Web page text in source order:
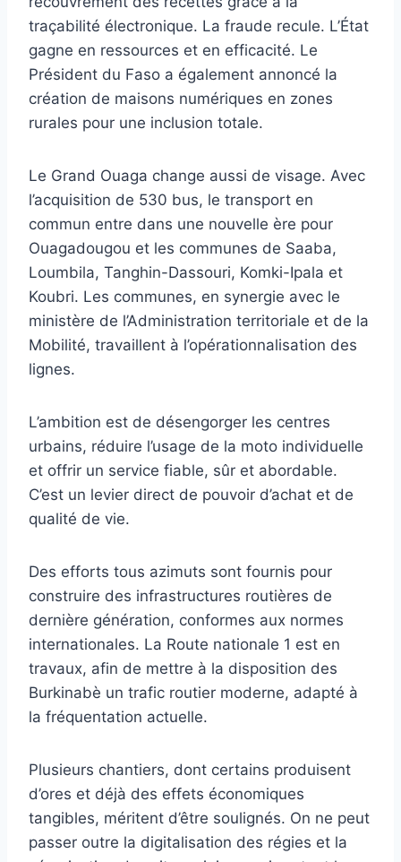
traçabilité électronique. La fraude recule. L’État
gagne en ressources et en efficacité. Le
Président du Faso a également annoncé la
création de maisons numériques en zones
rurales pour une inclusion totale.
Le Grand Ouaga change aussi de visage. Avec
l’acquisition de 530 bus, le transport en
commun entre dans une nouvelle ère pour
Ouagadougou et les communes de Saaba,
Loumbila, Tanghin-Dassouri, Komki-Ipala et
Koubri. Les communes, en synergie avec le
ministère de l’Administration territoriale et de la
Mobilité, travaillent à l’opérationnalisation des
lignes.
L’ambition est de désengorger les centres
urbains, réduire l’usage de la moto individuelle
et offrir un service fiable, sûr et abordable.
C’est un levier direct de pouvoir d’achat et de
qualité de vie.
Des efforts tous azimuts sont fournis pour
construire des infrastructures routières de
dernière génération, conformes aux normes
internationales. La Route nationale 1 est en
travaux, afin de mettre à la disposition des
Burkinabè un trafic routier moderne, adapté à
la fréquentation actuelle.
Plusieurs chantiers, dont certains produisent
d’ores et déjà des effets économiques
tangibles, méritent d’être soulignés. On ne peut
passer outre la digitalisation des régies et la